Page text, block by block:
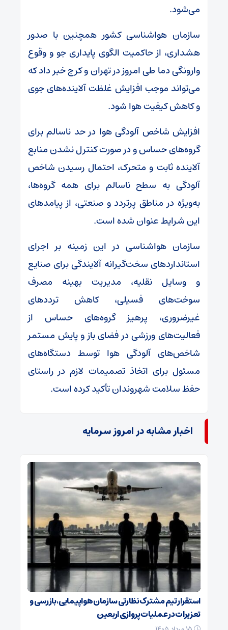
می‌شود.
سازمان هواشناسی کشور همچنین با صدور
هشداری، از حاکمیت الگوی پایداری جو و وقوع
وارونگی دما طی امروز در تهران و کرج خبر داد که
می‌تواند موجب افزایش غلظت آلاینده‌های جوی
و کاهش کیفیت هوا شود.
افزایش شاخص آلودگی هوا در حد ناسالم برای
گروه‌های حساس و در صورت کنترل نشدن منابع
آلاینده ثابت و متحرک، احتمال رسیدن شاخص
آلودگی به سطح ناسالم برای همه گروه‌ها،
به‌ویژه در مناطق پرتردد و صنعتی، از پیامدهای
این شرایط عنوان شده است.
سازمان هواشناسی در این زمینه بر اجرای
استانداردهای سخت‌گیرانه آلایندگی برای صنایع
و وسایل نقلیه، مدیریت بهینه مصرف
سوخت‌های فسیلی، کاهش ترددهای
غیرضروری، پرهیز گروه‌های حساس از
فعالیت‌های ورزشی در فضای باز و پایش مستمر
شاخص‌های آلودگی هوا توسط دستگاه‌های
مسئول برای اتخاذ تصمیمات لازم در راستای
حفظ سلامت شهروندان تأکید کرده است.
اخبار مشابه در امروز سرمایه
استقرار تیم مشترک نظارتی سازمان هواپیمایی، بازرسی و
تعزیرات در عملیات پروازی اربعین